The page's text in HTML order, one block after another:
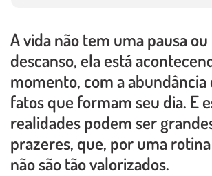
A vida não tem uma pausa
descanso, ela está
momento, com a
fatos que formam seu dia. E
realidades podem ser
prazeres, que, por uma
não são tão valorizados.